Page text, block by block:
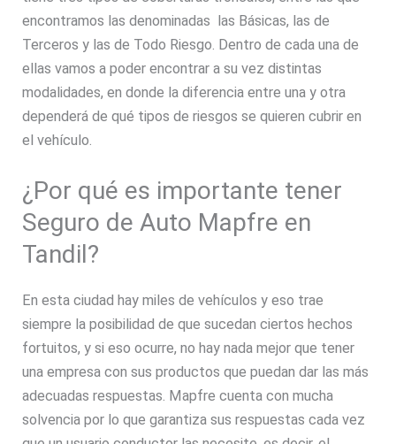
encontramos las denominadas las Básicas, las de
Terceros y las de Todo Riesgo. Dentro de cada una de
ellas vamos a poder encontrar a su vez distintas
modalidades, en donde la diferencia entre una y otra
dependerá de qué tipos de riesgos se quieren cubrir en
el vehículo.
¿Por qué es importante tener
Seguro de Auto Mapfre en
Tandil?
En esta ciudad hay miles de vehículos y eso trae
siempre la posibilidad de que sucedan ciertos hechos
fortuitos, y si eso ocurre, no hay nada mejor que tener
una empresa con sus productos que puedan dar las más
adecuadas respuestas. Mapfre cuenta con mucha
solvencia por lo que garantiza sus respuestas cada vez